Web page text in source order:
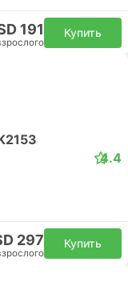
191 Купить
4.4
297 Купить